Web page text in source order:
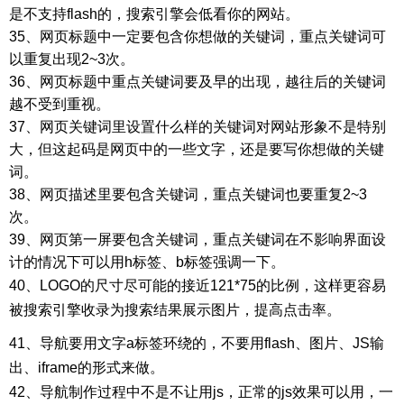
是不支持flash的，搜索引擎会低看你的网站。
35、网页标题中一定要包含你想做的关键词，重点关键词可
以重复出现2~3次。
36、网页标题中重点关键词要及早的出现，越往后的关键词
越不受到重视。
37、网页关键词里设置什么样的关键词对网站形象不是特别
大，但这起码是网页中的一些文字，还是要写你想做的关键
词。
38、网页描述里要包含关键词，重点关键词也要重复2~3
次。
39、网页第一屏要包含关键词，重点关键词在不影响界面设
计的情况下可以用h标签、b标签强调一下。
40、LOGO的尺寸尽可能的接近121*75的比例，这样更容易
被搜索引擎收录为搜索结果展示图片，提高点击率。
41、导航要用文字a标签环绕的，不要用flash、图片、JS输
出、iframe的形式来做。
42、导航制作过程中不是不让用js，正常的js效果可以用，一